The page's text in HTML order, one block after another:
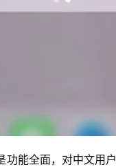
功能全面，对中文用